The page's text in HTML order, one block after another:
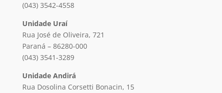
(043) 3542-4558
Unidade Uraí
Rua José de Oliveira, 721
Paraná – 86280-000
(043) 3541-3289
Unidade Andirá
Rua Dosolina Corsetti Bonacin, 15